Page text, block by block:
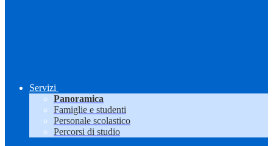
Servizi
Panoramica
Famiglie e studenti
Personale scolastico
Percorsi di studio